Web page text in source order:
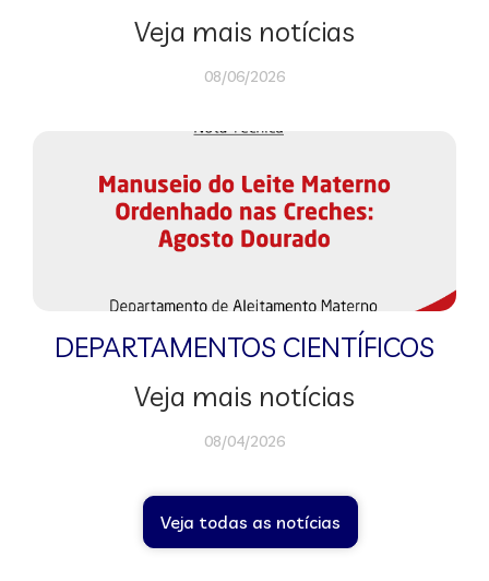
Veja mais notícias
08/06/2026
DEPARTAMENTOS CIENTÍFICOS
Veja mais notícias
08/04/2026
Veja todas as notícias